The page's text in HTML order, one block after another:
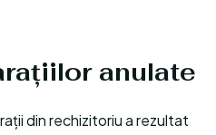
anulate
din rechizitoriu a rezultat